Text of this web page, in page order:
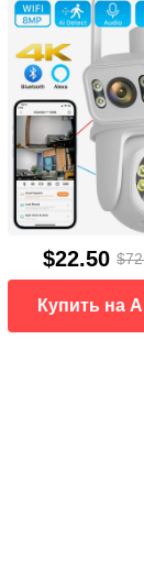
$22.50
Купить на